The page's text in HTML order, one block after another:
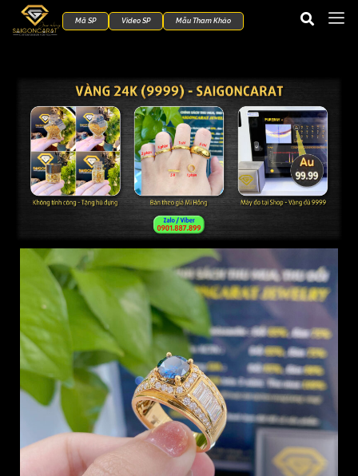
Mã SP Video SP Mẫu Tham Khảo